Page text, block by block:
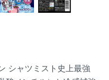
シャツミスト史上最強